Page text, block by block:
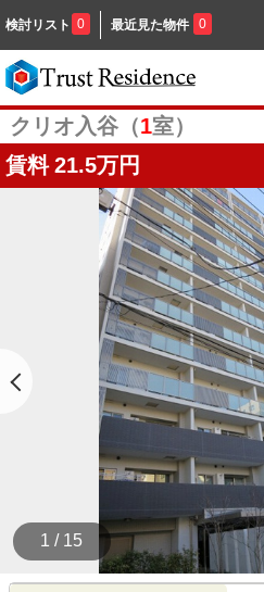
検討リスト 0 最近見た物件 0
クリオ入谷（1室）
賃料 21.5万円
1 / 15